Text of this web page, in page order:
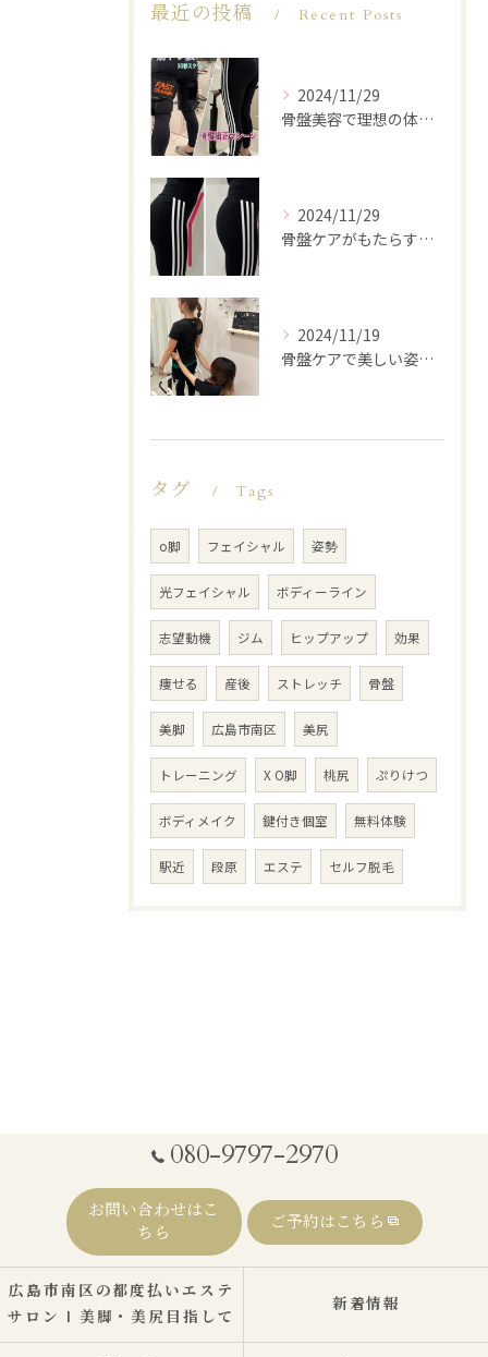
最近の投稿 Recent Posts
2024/11/29
骨盤美容で理想の体型を実現
2024/11/29
骨盤ケアがもたらす美と健康
2024/11/19
骨盤ケアで美しい姿勢を手に入れる
タグ Tags
o脚 フェイシャル 姿勢
光フェイシャル ボディーライン
志望動機 ジム ヒップアップ 効果
痩せる 産後 ストレッチ 骨盤
美脚 広島市南区 美尻
トレーニング X O脚 桃尻 ぷりけつ
ボディメイク 鍵付き個室 無料体験
駅近 段原 エステ セルフ脱毛
080-9797-2970
お問い合わせはこ
ちら
ご予約はこちら
広島市南区の都度払いエステ
サロン | 美脚・美尻目指して
新着情報